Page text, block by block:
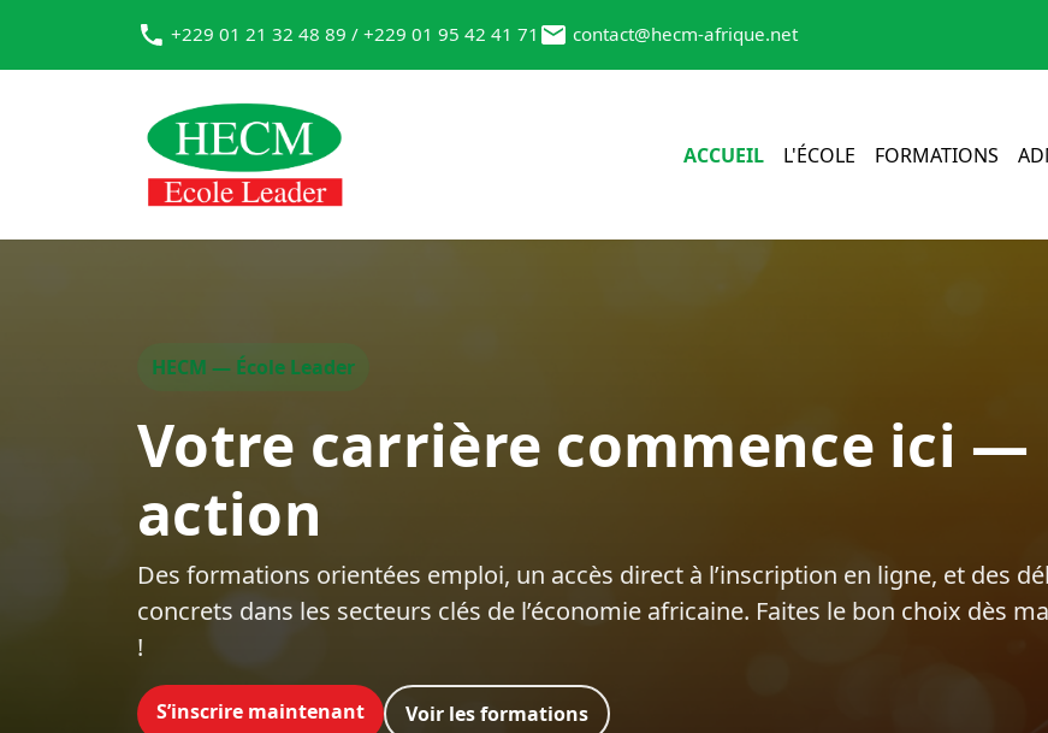
+229 01 21 32 48 89 / +229 01 95 42 41 71 contact@hecm-afrique.net
ACCUEIL L'ÉCOLE FORMATIONS
HECM — École Leader
Votre carrière commence ici —
action
Des formations orientées emploi‍, un accès direct à l’inscription en ligne, et des
concrets dans les secteurs clés de l’économie africaine. Faites le bon choix dès
!
S’inscrire maintenant Voir les formations